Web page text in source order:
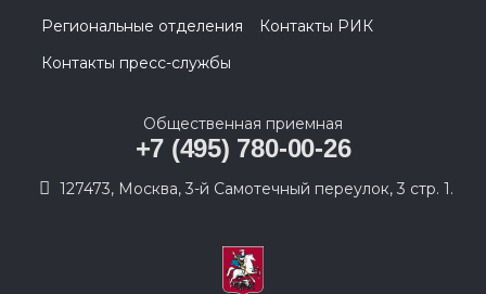
Региональные отделения
Контакты РИК
Контакты пресс-службы
Общественная приемная
+7 (495) 780-00-26
127473, Москва, 3-й Самотечный переулок, 3 стр. 1.